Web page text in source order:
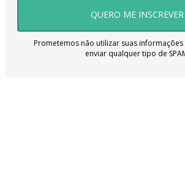
QUERO ME INSCREVER
Prometemos não utilizar suas
enviar qualquer tipo de